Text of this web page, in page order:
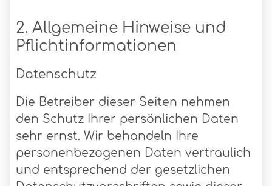
2. Allgemeine Hinweise und
Pflichtinformationen
Datenschutz
Die Betreiber dieser Seiten nehmen
den Schutz Ihrer persönlichen Daten
sehr ernst. Wir behandeln Ihre
personenbezogenen Daten vertraulich
und entsprechend der gesetzlichen